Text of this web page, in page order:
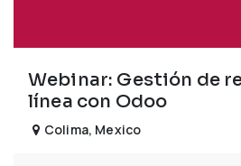
Webinar: Gestión de
línea con Odoo
Colima, Mexico